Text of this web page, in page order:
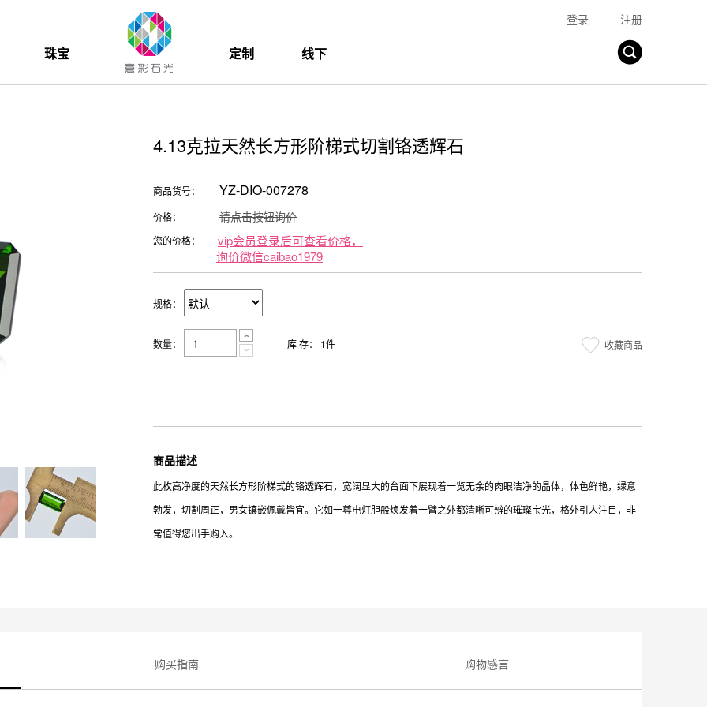
珠宝 定制 线下
登录 注册
4.13克拉天然长方形阶梯式切割铬透辉石
商品货号： YZ-DIO-007278
价格： 请点击按钮询价
您的价格：
vip会员登录后可查看价格，
询价微信caibao1979
规格：
数量： 库 存： 1件 收藏商品
商品描述
此枚高净度的天然长方形阶梯式的铬透辉石，宽阔显大的台面下展现着一览无余的肉眼洁净的晶体，体色鲜艳，绿意
勃发，切割周正，男女镶嵌佩戴皆宜。它如一尊电灯胆般焕发着一臂之外都清晰可辨的璀璨宝光，格外引人注目，非
常值得您出手购入。
购买指南 购物感言